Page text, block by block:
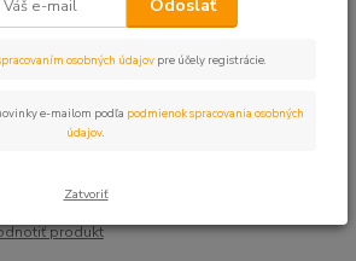
Uniflex
produkt
Odoslať
osobných údajov pre účely registrácie.
e-mailom podľa podmienok spracovania osobných
údajov
Zatvoriť